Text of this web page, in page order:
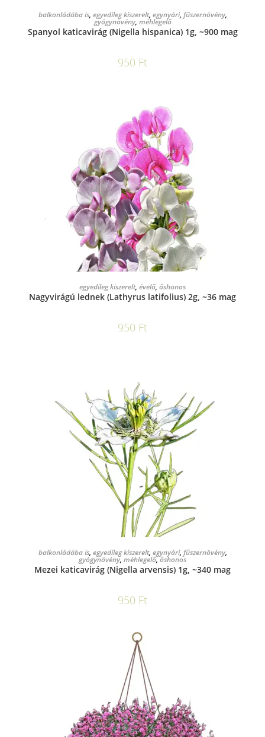
KOSÁRBA TESZEM
balkonládába is, egyedileg kiszerelt, egynyári, fűszernövény,
gyógynövény, méhlegelő
Spanyol katicavirág (Nigella hispanica) 1g, ~900 mag
950 Ft
KOSÁRBA TESZEM
egyedileg kiszerelt, évelő, őshonos
Nagyvirágú lednek (Lathyrus latifolius) 2g, ~36 mag
950 Ft
KOSÁRBA TESZEM
balkonládába is, egyedileg kiszerelt, egynyári, fűszernövény,
gyógynövény, méhlegelő,őshonos
Mezei katicavirág (Nigella arvensis) 1g, ~340 mag
950 Ft